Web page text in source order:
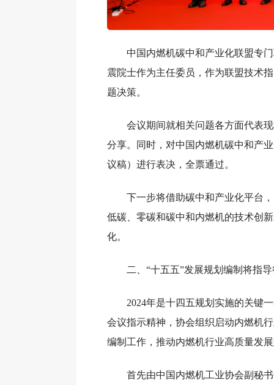
中国内燃机碳中和产业化联盟专
震院士作为主任委员，作为联盟技术
题决策。
会议期间就相关问题各方面代表
分享。同时，对中国内燃机碳中和产
议稿）进行表决，全票通过。
下一步将借助碳中和产业化平台
低碳、零碳和碳中和内燃机的技术创
化。
二、“十五五”发展规划编制将指
2024年是十四五规划实施的关键
会议指示精神，协会组织启动内燃机
编制工作，推动内燃机行业高质量发
首先由中国内燃机工业协会副秘